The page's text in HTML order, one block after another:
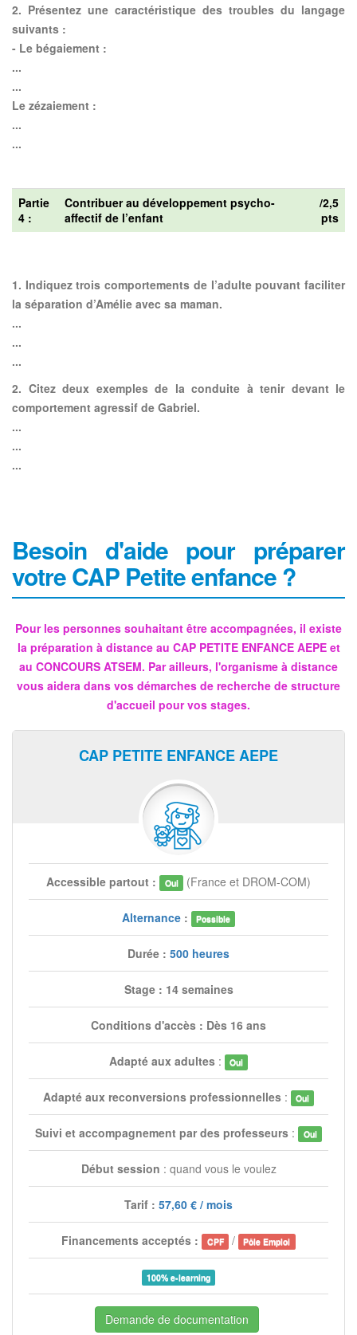
2. Présentez une caractéristique des troubles du langage
suivants :
- Le bégaiement :
...
...
Le zézaiement :
...
...
Partie
4 :
Contribuer au développement psycho-
affectif de l’enfant
/2,5
pts
1. Indiquez trois comportements de l’adulte pouvant faciliter
la séparation d’Amélie avec sa maman.
...
...
...
2. Citez deux exemples de la conduite à tenir devant le
comportement agressif de Gabriel.
...
...
...
Besoin d'aide pour préparer
votre CAP Petite enfance ?
Pour les personnes souhaitant être accompagnées, il existe
la préparation à distance au CAP PETITE ENFANCE AEPE et
au CONCOURS ATSEM. Par ailleurs, l'organisme à distance
vous aidera dans vos démarches de recherche de structure
d'accueil pour vos stages.
CAP PETITE ENFANCE AEPE
Accessible partout : Oui (France et DROM-COM)
Alternance: Possible
Durée : 500 heures
Stage : 14 semaines
Conditions d'accès : Dès 16 ans
Adapté aux adultes: Oui
Adapté aux reconversions professionnelles: Oui
Suivi et accompagnement par des professeurs : Oui
Début session : quand vous le voulez
Tarif : 57,60 € / mois
Financements acceptés : CPF / Pôle Emploi
100% e-learning
Demande de documentation